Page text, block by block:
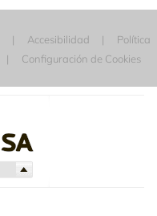
Accesibilidad
Política
Configuración de Cookies